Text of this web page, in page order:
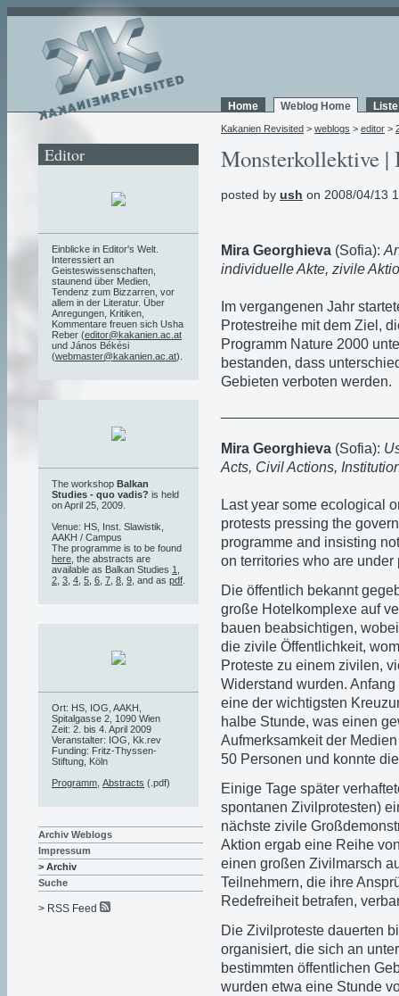
Home Weblog Home
Kakanien Revisited > weblogs > editor >
Monsterkollektive |
posted by ush on 2008/04/13
Mira Georghieva (Sofia):
individuelle Akte, zivile
Im vergangenen Jahr
Protestreihe mit dem Ziel,
Programm Nature 2000
bestanden, dass
Gebieten verboten werden.
Mira Georghieva (Sofia):
Acts, Civil Actions,
Last year some ecological
protests pressing the
programme and insisting
on territories who are under
Die öffentlich bekannt
große Hotelkomplexe auf
bauen beabsichtigen,
die zivile Öffentlichkeit,
Proteste zu einem zivilen,
Widerstand wurden.
eine der wichtigsten
halbe Stunde, was einen
Aufmerksamkeit der
50 Personen und konnte
Einige Tage später
spontanen Zivilprotesten)
nächste zivile
Aktion ergab eine Reihe
einen großen Zivilmarsch
Teilnehmern, die ihre
Redefreiheit betrafen,
Die Zivilproteste dauerten
organisiert, die sich an
bestimmten öffentlichen
wurden etwa eine Stunde
Editor
Einblicke in Editor's Welt.
Interessiert an
Geisteswissenschaften,
staunend über Medien,
Tendenz zum Bizzarren, vor
allem in der Literatur. Über
Anregungen, Kritiken,
Kommentare freuen sich Usha
Reber (editor@kakanien.ac.at
und János Békési
(webmaster@kakanien.ac.at).
The workshop Balkan
Studies - quo vadis? is held
on April 25, 2009.
Venue: HS, Inst. Slawistik,
AAKH / Campus
The programme is to be found
here , the abstracts are
available as Balkan Studies 1
2 3 4 5 6 7 8 9 , and as pdf
Ort: HS, IOG, AAKH,
Spitalgasse 2, 1090 Wien
Zeit: 2. bis 4. April 2009
Veranstalter: IOG, Kk.rev
Funding: Fritz-Thyssen-
Stiftung, Köln
Programm Abstracts (.pdf)
Archiv Weblogs
Impressum
> Archiv
Suche
> RSS Feed